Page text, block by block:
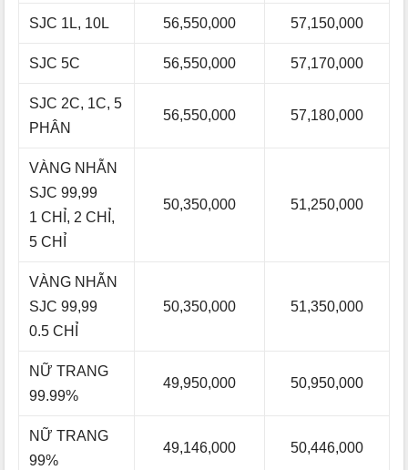
SJC 1L, 10L 56,550,000 57,150,000
SJC 5C 56,550,000 57,170,000
SJC 2C, 1C, 5
PHÂN
56,550,000 57,180,000
VÀNG NHẪN
SJC 99,99
1 CHỈ, 2 CHỈ,
5 CHỈ
50,350,000 51,250,000
VÀNG NHẪN
SJC 99,99
0.5 CHỈ
50,350,000 51,350,000
NỮ TRANG
99.99%
49,950,000 50,950,000
NỮ TRANG
99%
49,146,000 50,446,000